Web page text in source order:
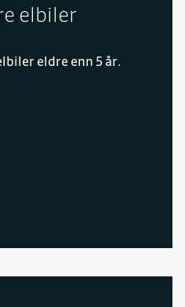
elbiler
eldre enn 5 år.